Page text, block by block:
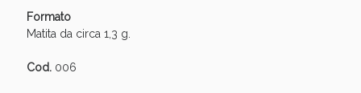
Formato
Matita da circa 1,3 g.
Cod.006
Vie Urinarie e Prostata: Sconti fino al 45% oggi!